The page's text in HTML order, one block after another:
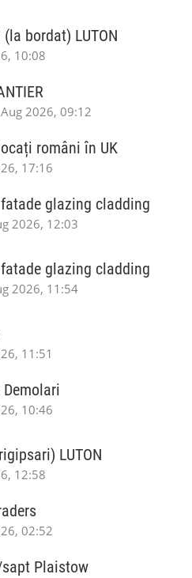
bordat) LUTON
10:08
2026, 09:12
români în UK
17:16
glazing cladding
2026, 12:03
glazing cladding
2026, 11:54
11:51
Demolari
10:46
LUTON
12:58
02:52
Plaistow